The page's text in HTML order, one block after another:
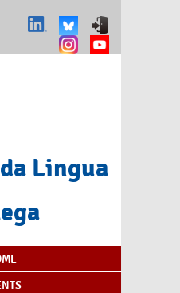
Lingua